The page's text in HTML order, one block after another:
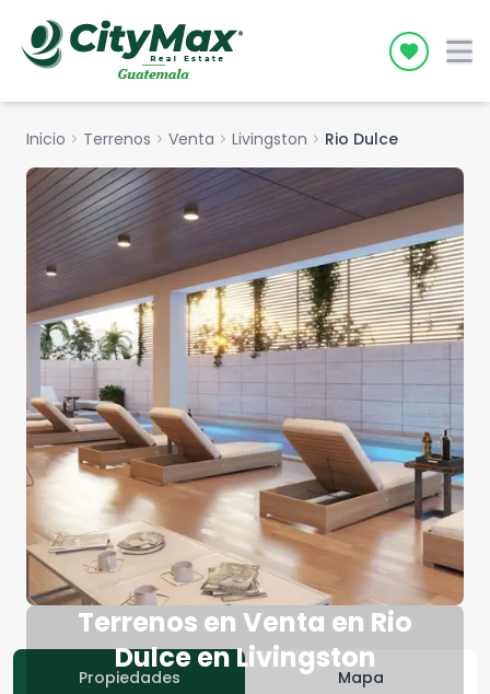
Icon
Inicio chevron_right Terrenos chevron_right Venta chevron_right Livingston chevron_right Rio Dulce
Terrenos en Venta en Rio
Dulce en Livingston
Propiedades Mapa